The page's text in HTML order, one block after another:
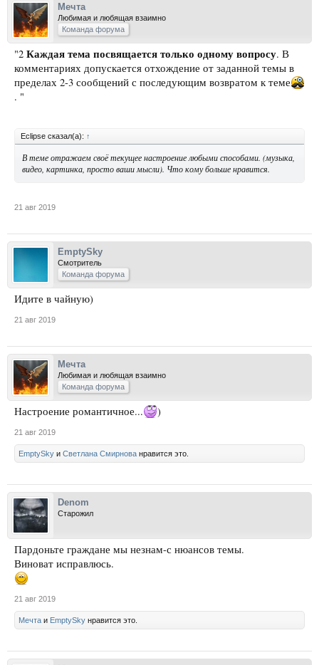
Мечта
Любимая и любящая взаимно
Команда форума
"2 Каждая тема посвящается только одному вопросу. В
комментариях допускается отхождение от заданной темы в
пределах 2-3 сообщений с последующим возвратом к теме
. "
Eclipse сказал(а): ↑
В теме отражаем своё текущее настроение любыми способами. (музыка,
видео, картинка, просто ваши мысли). Что кому больше нравится.
21 авг 2019
EmptySky
Смотритель
Команда форума
Идите в чайную)
21 авг 2019
Мечта
Любимая и любящая взаимно
Команда форума
Настроение романтичное... )
21 авг 2019
EmptySky и Светлана Смирнова нравится это.
Denom
Старожил
Пардоньте граждане мы незнам-с нюансов темы.
Виноват исправлюсь.
21 авг 2019
Мечта и EmptySky нравится это.